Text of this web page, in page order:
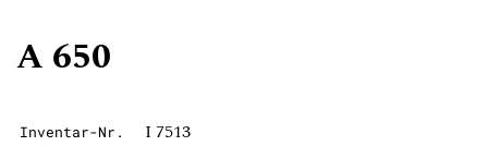
A 650
Inventar-Nr. I 7513